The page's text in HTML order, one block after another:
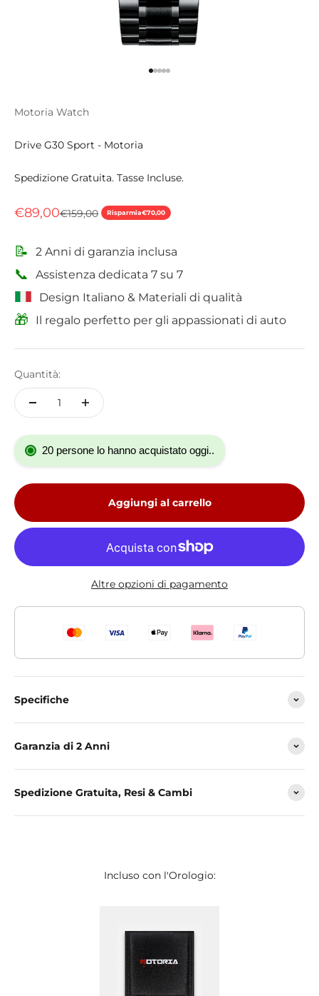
Motoria Watch
Drive G30 Sport - Motoria
Spedizione Gratuita. Tasse Incluse.
Prezzo scontato
€89,00Prezzo
€159,00 Risparmia€70,00
📝 2 Anni di garanzia inclusa
📞
Assistenza dedicata 7 su 7
Design Italiano & Materiali di qualità
🎁 Il regalo perfetto per gli appassionati di auto
Quantità:
20 persone lo hanno acquistato oggi..
Aggiungi al carrello
Altre opzioni di pagamento
Specifiche
Garanzia di 2 Anni
Spedizione Gratuita, Resi & Cambi
Incluso con l'Orologio: